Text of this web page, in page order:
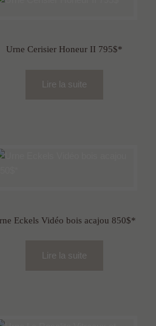
Urne Cerisier Honeur II 795$*
Lire la suite
Eckels Vidéo bois acajou 850$*
Lire la suite